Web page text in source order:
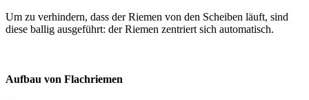
Um zu verhindern, dass der Riemen von den Scheiben läuft, sind
diese ballig ausgeführt: der Riemen zentriert sich automatisch.
Aufbau von Flachriemen